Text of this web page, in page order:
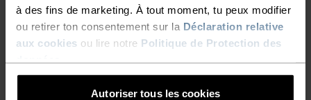
à des fins de marketing. À tout moment, tu peux modifier
ou retirer ton consentement sur la Déclaration relative
aux cookies ou lire notre Politique de Protection des
Autoriser tous les cookies
% %
Chaussettes basses
Performance Run
%
Chaussettes mi-mollet
Performance Run